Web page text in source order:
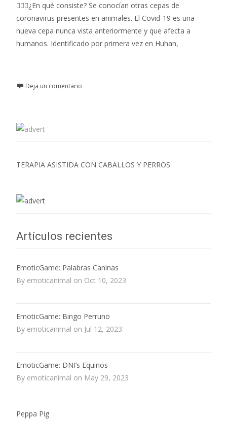
🤷🏻‍♀️¿En qué consiste? Se conocían otras cepas de
coronavirus presentes en animales. El Covid-19 es una
nueva cepa nunca vista anteriormente y que afecta a
humanos. Identificado por primera vez en Huhan,
Deja un comentario
TERAPIA ASISTIDA CON CABALLOS Y PERROS
Artículos recientes
EmoticGame: Palabras Caninas
By emoticanimal on Oct 10, 2023
EmoticGame: Bingo Perruno
By emoticanimal on Jul 12, 2023
EmoticGame: DNI’s Equinos
By emoticanimal on May 29, 2023
Peppa Pig